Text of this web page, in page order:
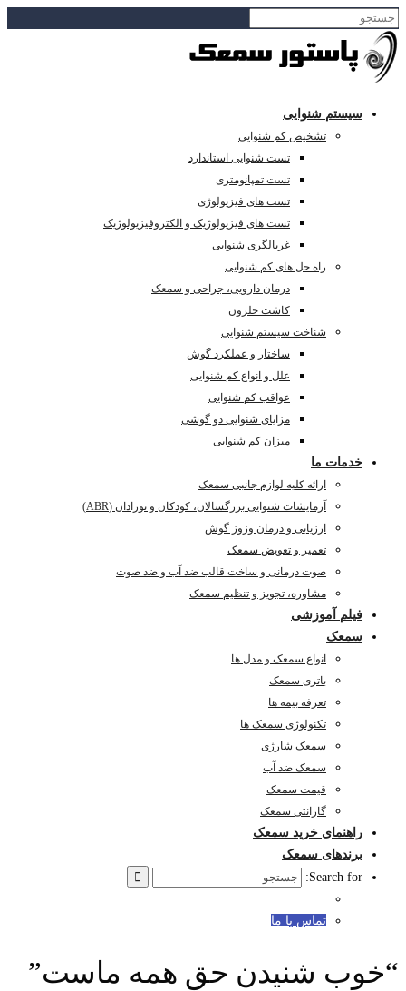
سیستم شنوایی
تشخیص کم شنوایی
تست شنوایی استاندارد
تست تمپانومتری
تست های فیزیولوژی
تست های فیزیولوژیک و الکتروفیزیولوژیک
غربالگری شنوایی
راه حل های کم شنوایی
درمان دارویی، جراحی و سمعک
کاشت حلزون
شناخت سیستم شنوایی
ساختار و عملکرد گوش
علل و انواع کم شنوایی
عواقب کم شنوایی
مزایای شنوایی دو گوشی
میزان کم شنوایی
خدمات ما
ارائه کلیه لوازم جانبی سمعک
آزمایشات شنوایی بزرگسالان، کودکان و نوزادان (ABR)
ارزیابی و درمان وزوز گوش
تعمیر و تعویض سمعک
صوت درمانی و ساخت قالب ضد آب و ضد صوت
مشاوره، تجویز و تنظیم سمعک
فیلم آموزشی
سمعک
انواع سمعک و مدل ها
باتری سمعک
تعرفه بیمه ها
تکنولوژی سمعک ها
سمعک شارژی
سمعک ضد آب
قیمت سمعک
گارانتی سمعک
راهنمای خرید سمعک
برندهای سمعک
Search for:
تماس با ما
“خوب شنیدن حق همه ماست”